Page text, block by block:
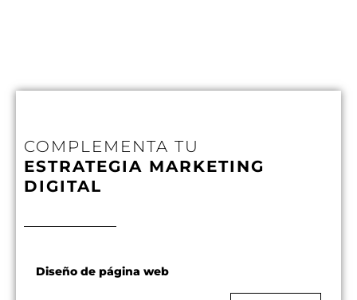
COMPLEMENTA TU
ESTRATEGIA MARKETING
DIGITAL
Diseño de página web